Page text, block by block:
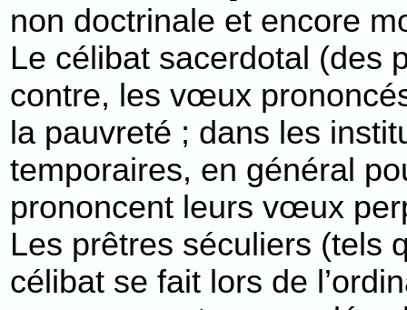
non doctrinale et encore
Le célibat sacerdotal (des
contre, les vœux
la pauvreté ; dans les
temporaires, en général
prononcent leurs vœux
Les prêtres séculiers (tels
célibat se fait lors de